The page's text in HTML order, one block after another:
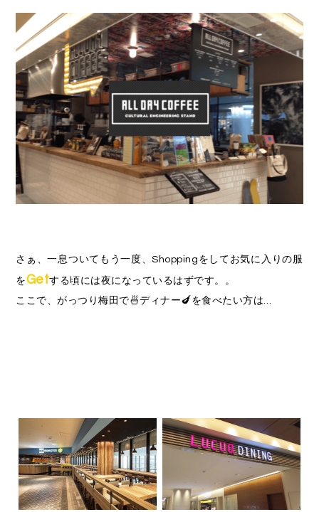
さぁ、一息ついてもう一度、Shoppingをしてお気に入りの服
をGetする頃には夜になっているはずです。。
ここで、がっつり梅田で🍜ディナー🍆を食べたい方は…